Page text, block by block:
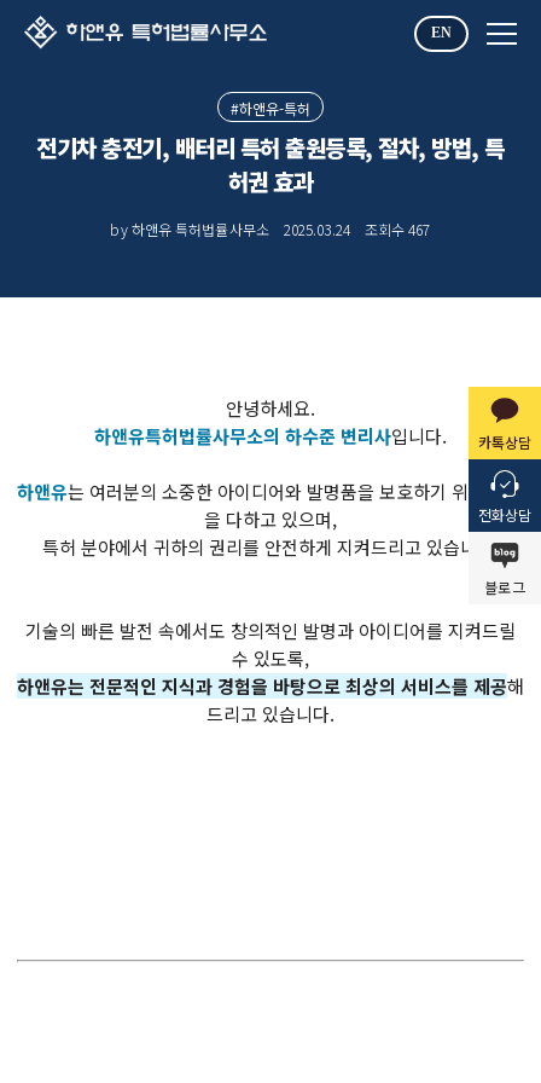
EN
카톡상담
전화상담
블로그
#하앤유-특허
전기차 충전기, 배터리 특허 출원등록, 절차, 방법, 특
허권 효과
by 하앤유 특허법률사무소 2025.03.24 조회수467
안녕하세요.
하앤유특허법률사무소의 하수준 변리사입니다.
​하앤유는 여러분의 소중한 아이디어와 발명품을 보호하기 위해 최선
을 다하고 있으며,
특허 분야에서 귀하의 권리를 안전하게 지켜드리고 있습니다.
기술의 빠른 발전 속에서도 창의적인 발명과 아이디어를 지켜드릴
수 있도록,
하앤유는 전문적인 지식과 경험을 바탕으로 최상의 서비스를 제공해
드리고 있습니다.